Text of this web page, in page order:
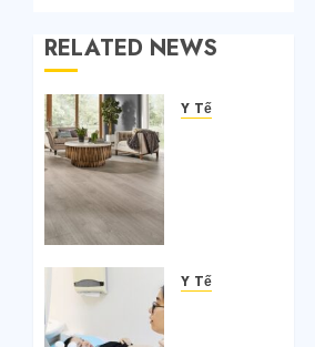
RELATED NEWS
Y Tế
Gỗ Tự
Y Tế